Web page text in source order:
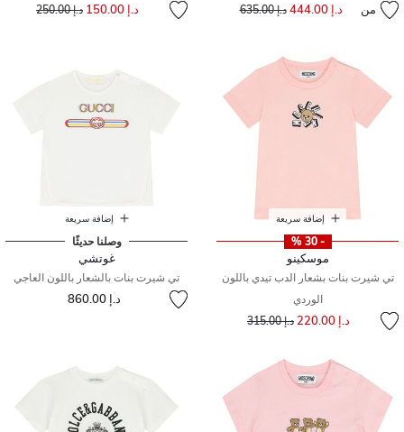
من د.إ 444.00 سعر مخفض مند.إ 635.00 د.إ 150.00 سعر مخفض من
د.إ 250.00 إلى
إضافة سريعة
- 30 %
موسكينو
تي شيرت بنات بشعار الدب تيدي باللون
الوردي
د.إ 220.00 سعر مخفض مند.إ 315.00
إضافة سريعة
وصلنا حديثًا
غوتشي
تي شيرت بنات بالشعار باللون العاجي
د.إ 860.00